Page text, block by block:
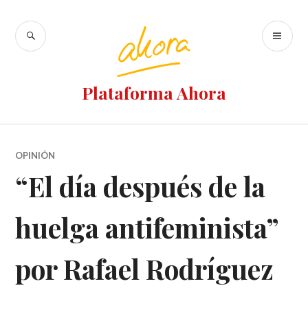
contenido
Plataforma Ahora
BUSCAR
OPINIÓN
“El día después de la
huelga antifeminista”
por Rafael Rodríguez